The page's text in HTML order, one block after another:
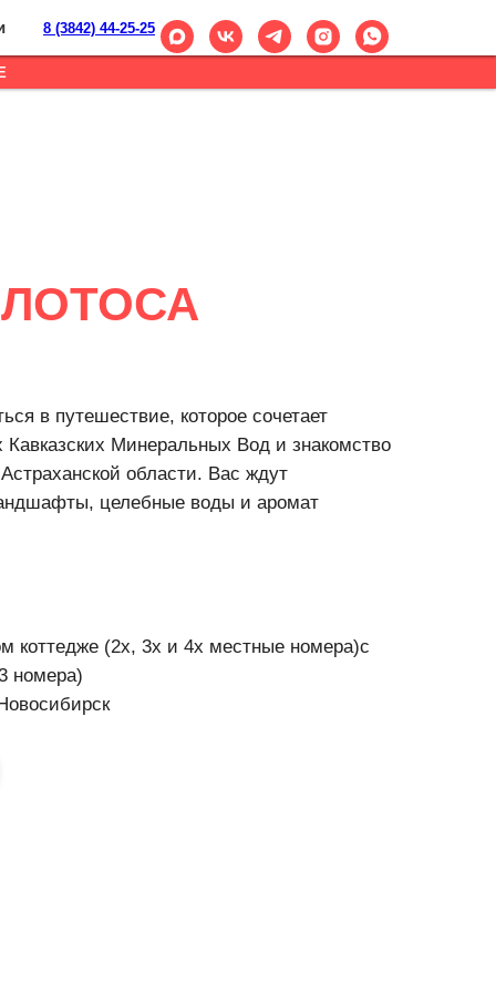
8 (3842) 44-25-25
ЛОТОСА
в путешествие, которое сочетает
Кавказских Минеральных Вод и знакомство
области. Вас ждут
целебные воды и аромат
коттедже (2х, 3х и 4х местные номера)с
номера)